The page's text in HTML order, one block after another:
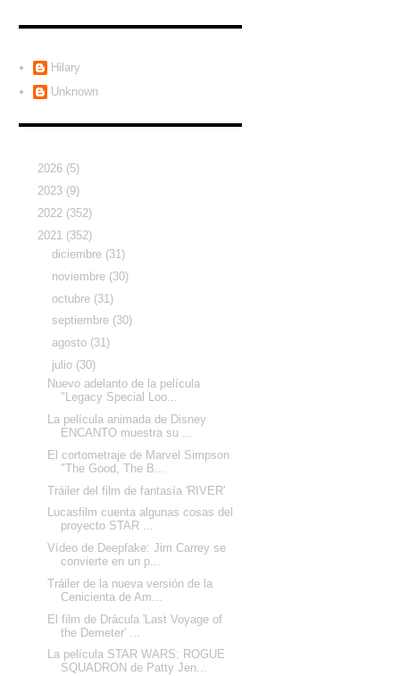
Hilary
Unknown
2026 (5)
2023 (9)
2022 (352)
2021 (352)
diciembre (31)
noviembre (30)
octubre (31)
septiembre (30)
agosto (31)
julio (30)
Nuevo adelanto de la película
"Legacy Special Loo...
La película animada de Disney
ENCANTO muestra su ...
El cortometraje de Marvel Simpson
"The Good, The B...
Tráiler del film de fantasía 'RIVER'
Lucasfilm cuenta algunas cosas del
proyecto STAR ...
Vídeo de Deepfake: Jim Carrey se
convierte en un p...
Tráiler de la nueva versión de la
Cenicienta de Am...
El film de Drácula 'Last Voyage of
the Demeter' ...
La película STAR WARS: ROGUE
SQUADRON de Patty Jen...